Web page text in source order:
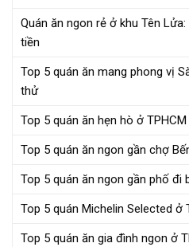
Quán ăn ngon rẻ ở khu Tên
tiền
Top 5 quán ăn mang phong vị
thử
Top 5 quán ăn hẹn hò ở
Top 5 quán ăn ngon gần chợ
Top 5 quán ăn ngon gần phố đi
Top 5 quán Michelin Selected ở
Top 5 quán ăn gia đình ngon ở